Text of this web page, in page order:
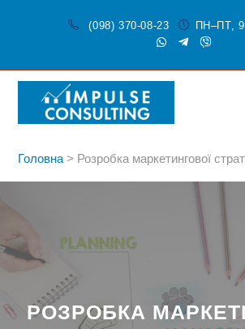
(098) 370-08-23 ПН–ПТ,
Головна > Розробка маркетингової
РОЗРОБКА